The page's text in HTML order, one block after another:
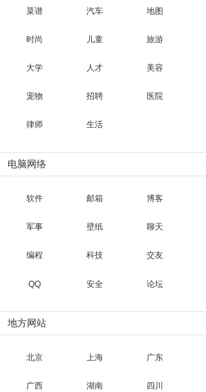
菜谱 汽车 地图
时尚 儿童 旅游
大学 人才 美容
宠物 招聘 医院
律师 生活
电脑网络
软件 邮箱 博客
军事 壁纸 聊天
编程 科技 交友
QQ 安全 论坛
地方网站
北京 上海 广东
广西 湖南 四川